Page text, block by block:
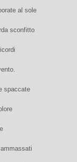
al sole
sconfitto
spaccate